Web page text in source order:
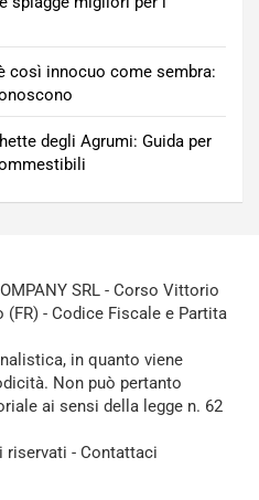
così innocuo come sembra:
degli Agrumi: Guida per
SRL - Corso Vittorio
(FR) - Codice Fiscale e Partita
in quanto viene
Non può pertanto
ai sensi della legge n. 62
riservati - Contattaci